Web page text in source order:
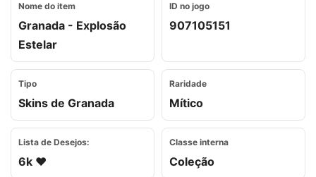
Nome do item
Granada - Explosão
Estelar
ID no jogo
907105151
Tipo
Skins de Granada
Raridade
Mítico
Lista de Desejos:
6k ❤️
Classe interna
Coleção